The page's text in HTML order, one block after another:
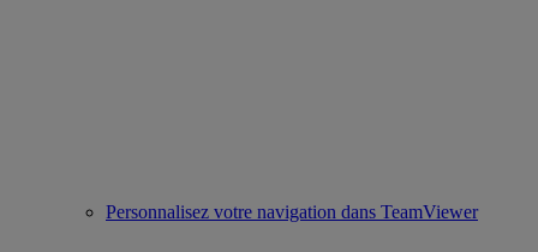
Personnalisez votre navigation dans TeamViewer